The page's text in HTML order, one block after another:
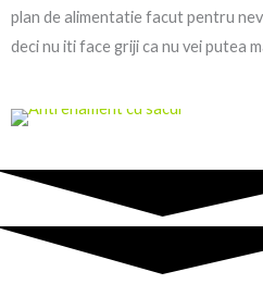
plan de alimentatie facut pentru
deci nu iti face griji ca nu vei putea